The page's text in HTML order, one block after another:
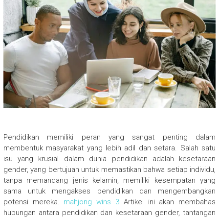
Pendidikan memiliki peran yang sangat penting dalam
membentuk masyarakat yang lebih adil dan setara. Salah satu
isu yang krusial dalam dunia pendidikan adalah kesetaraan
gender, yang bertujuan untuk memastikan bahwa setiap individu,
tanpa memandang jenis kelamin, memiliki kesempatan yang
sama untuk mengakses pendidikan dan mengembangkan
potensi mereka. mahjong wins 3 Artikel ini akan membahas
hubungan antara pendidikan dan kesetaraan gender, tantangan